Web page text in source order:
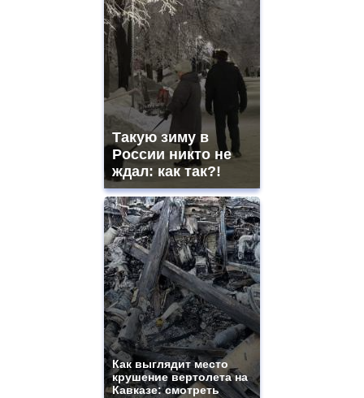
Такую зиму в
России никто не
ждал: как так?!
Как выглядит место
крушение вертолета на
Кавказе: смотреть